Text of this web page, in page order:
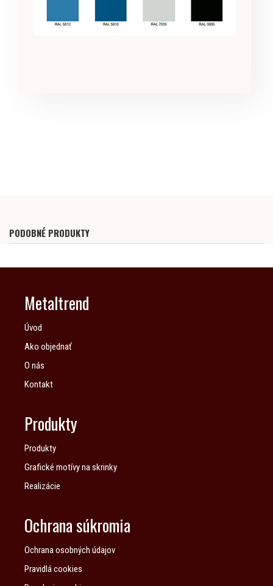
PODOBNÉ PRODUKTY
Metaltrend
Úvod
Ako objednať
O nás
Kontakt
Produkty
Produkty
Grafické motívy na skrinky
Realizácie
Ochrana súkromia
Ochrana osobných údajov
Pravidlá cookies